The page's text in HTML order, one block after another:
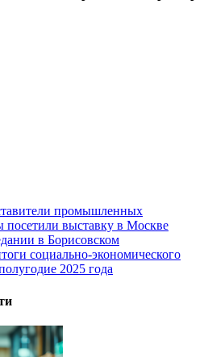
промышленных
выставку в Москве
в Борисовском
социально-экономического
2025 года